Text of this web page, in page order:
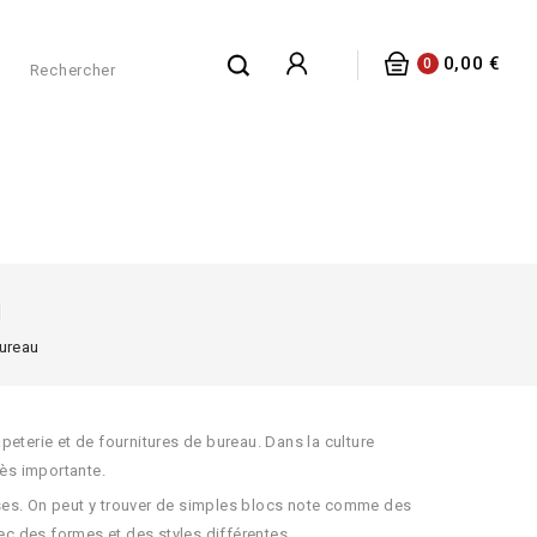
0 0,00 €
et de fournitures de bureau. Dans la culture
importante.
On peut y trouver de simples blocs note comme des